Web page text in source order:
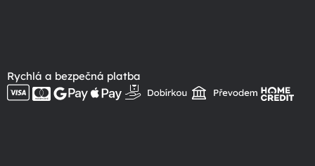
Rychlá a bezpečná platba